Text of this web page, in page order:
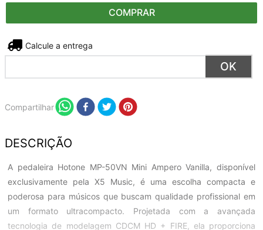
COMPRAR
Não sei meu CEP
Compartilhar
DESCRIÇÃO
A pedaleira Hotone MP-50VN Mini Ampero Vanilla, disponível
exclusivamente pela X5 Music, é uma escolha compacta e
poderosa para músicos que buscam qualidade profissional em
um formato ultracompacto. Projetada com a avançada
tecnologia de modelagem CDCM HD + FIRE, ela proporciona